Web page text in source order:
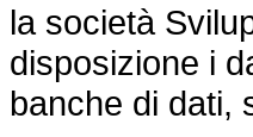
la società
disposizione i
banche di dati,